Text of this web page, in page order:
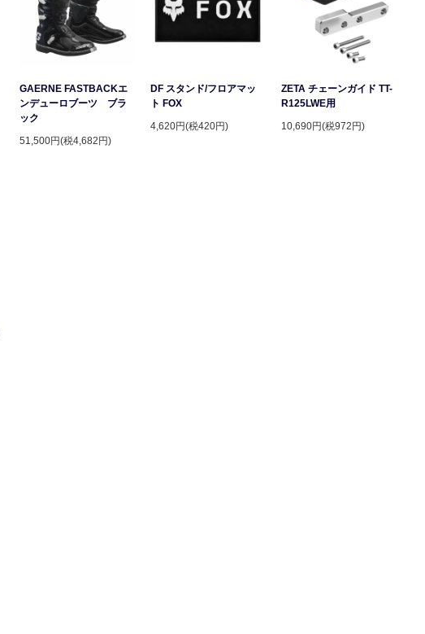
GAERNE FASTBACKエ
ンデューロブーツ ブラ
ック
51,500円(税4,682円)
DF スタンド/フロアマッ
ト FOX
4,620円(税420円)
ZETA チェーンガイド TT-
R125LWE用
10,690円(税972円)